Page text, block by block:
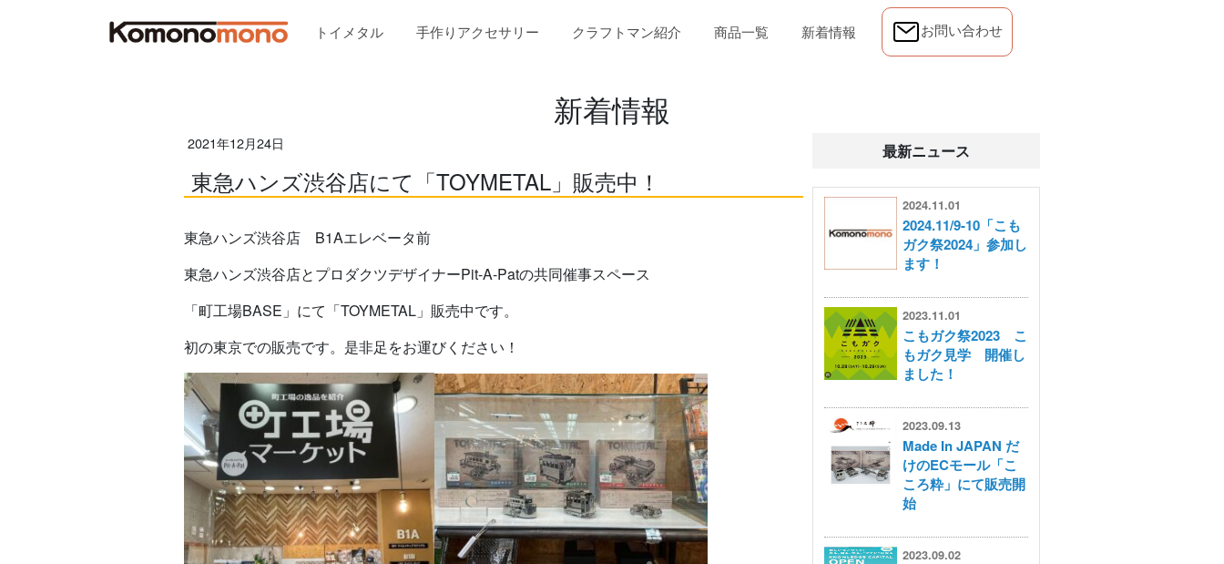
トイメタル 手作りアクセサリー クラフトマン紹介 商品一覧 (current)新着情報 (current) お問い合わせ
新着情報
2021年12月24日
東急ハンズ渋谷店にて「TOYMETAL」販売中！
東急ハンズ渋谷店 B1Aエレベータ前
東急ハンズ渋谷店とプロダクツデザイナーPit-A-Patの共同催事スペース
「町工場BASE」にて「TOYMETAL」販売中です。
初の東京での販売です。是非足をお運びください！
最新ニュース
2024.11.01
2024.11/9-10「こも
ガク祭2024」参加し
ます！
2023.11.01
こもガク祭2023 こ
もガク見学 開催し
ました！
2023.09.13
Made In JAPAN だ
けのECモール「こ
ころ粋」にて販売開
始
2023.09.02